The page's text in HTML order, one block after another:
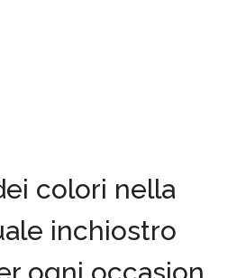
colori nella
inchiostro